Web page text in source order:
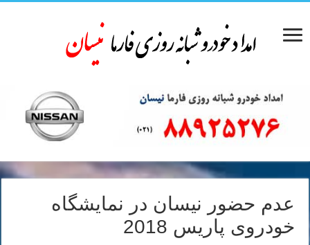
عدم حضور نیسان در نمایشگاه
خودروی پاریس 2018